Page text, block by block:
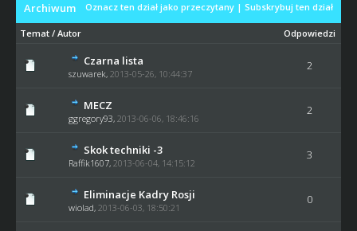
Oznacz ten dział jako przeczytany| Subskrybuj ten dział
Archiwum
Temat/ Autor Odpowiedzi
Czarna lista
szuwarek, 2013-05-26, 10:44:37
2
MECZ
ggregory93, 2013-06-06, 18:46:16
2
Skok techniki -3
Raffik1607, 2013-06-04, 14:15:12
3
Eliminacje Kadry Rosji
wiolad, 2013-06-03, 18:50:21
0